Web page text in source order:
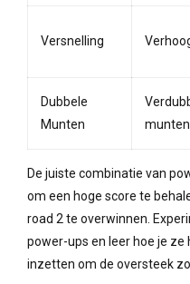
Versnelling
Dubbele
Munten
De juiste combinatie van
om een hoge score te
road 2 te overwinnen.
power-ups en leer hoe je
inzetten om de oversteek